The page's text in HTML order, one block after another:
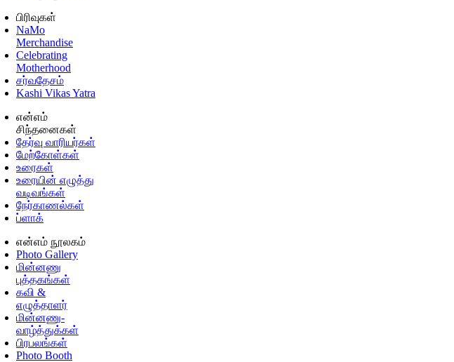
பிரிவுகள்
NaMo
Merchandise
Celebrating
Motherhood
சர்வதேசம்
Kashi Vikas Yatra
என்எம்
சிந்தனைகள்
தேர்வு வாரியர்கள்
மேற்கோள்கள்
உரைகள்
உரையின் எழுத்து
வடிவங்கள்
நேர்காணல்கள்
ப்ளாக்
என்எம் நூலகம்
Photo Gallery
மின்னணு
புத்தகங்கள்
கவி &
எழுத்தாளர்
மின்னணு-
வாழ்த்துக்கள்
பிரபலங்கள்
Photo Booth